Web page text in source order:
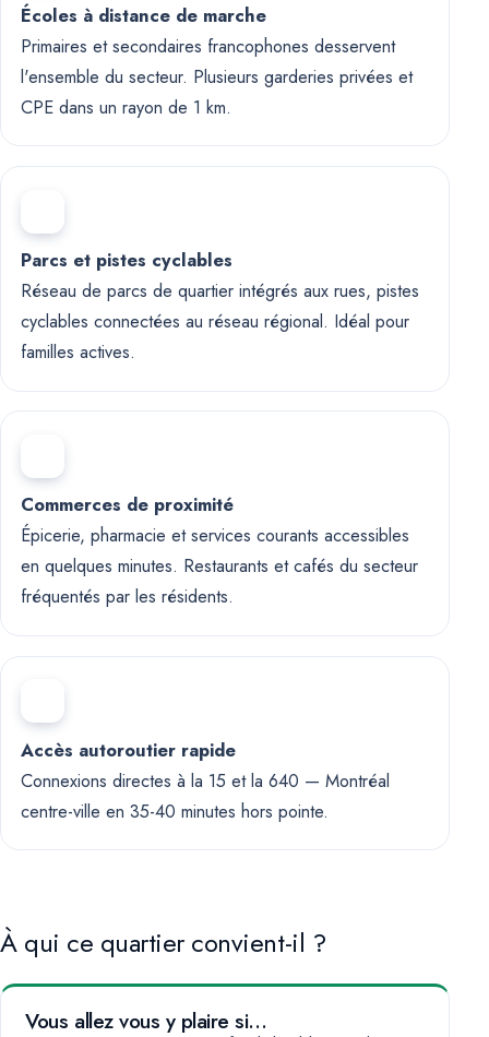
Écoles à distance de marche
Primaires et secondaires francophones desservent
l'ensemble du secteur. Plusieurs garderies privées et
CPE dans un rayon de 1 km.
Parcs et pistes cyclables
Réseau de parcs de quartier intégrés aux rues, pistes
cyclables connectées au réseau régional. Idéal pour
familles actives.
Commerces de proximité
Épicerie, pharmacie et services courants accessibles
en quelques minutes. Restaurants et cafés du secteur
fréquentés par les résidents.
Accès autoroutier rapide
Connexions directes à la 15 et la 640 — Montréal
centre-ville en 35-40 minutes hors pointe.
À qui ce quartier convient-il ?
Vous allez vous y plaire si…